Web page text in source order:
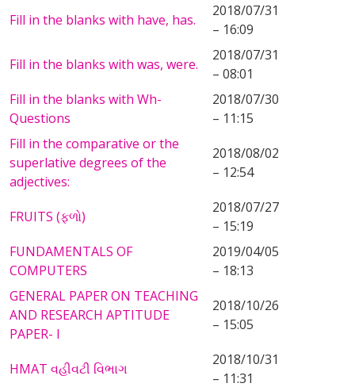
Fill in the blanks with have, has.
2018/07/31
– 16:09
Fill in the blanks with was, were.
2018/07/31
– 08:01
Fill in the blanks with Wh-
Questions
2018/07/30
– 11:15
Fill in the comparative or the
superlative degrees of the
adjectives:
2018/08/02
– 12:54
FRUITS (ફળો)
2018/07/27
– 15:19
FUNDAMENTALS OF
COMPUTERS
2019/04/05
– 18:13
GENERAL PAPER ON TEACHING
AND RESEARCH APTITUDE
PAPER- I
2018/10/26
– 15:05
HMAT વહીવટી વિભાગ
2018/10/31
– 11:31